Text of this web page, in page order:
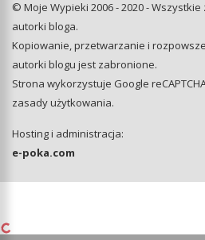
© Moje Wypieki 2006 - 2020 - Wszystkie
autorki bloga.
Kopiowanie, przetwarzanie i
autorki blogu jest zabronione.
Strona wykorzystuje Google
zasady użytkowania.
Hosting i administracja:
e-poka.com